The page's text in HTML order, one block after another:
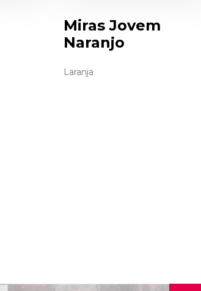
Miras Jovem
Naranjo
Laranja